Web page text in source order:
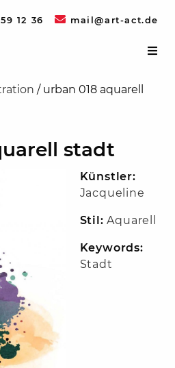
12 36 mail@art-act.de
/ urban 018 aquarell
stadt
Künstler:
Jacqueline
Stil: Aquarell
Keywords:
Stadt